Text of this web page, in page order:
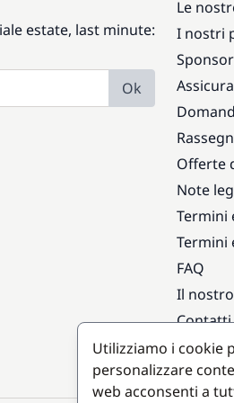
estate, last minute:
Ok
Le
I nostri
Offerte
Note
Termini
Termini
FAQ
Il
Contatti
Utilizziamo i cookie
personalizzare
web acconsenti a